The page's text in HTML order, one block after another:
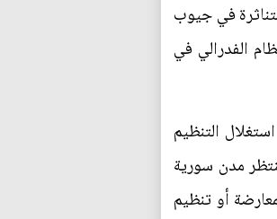
متناثرة في جيوب
الفدرالي في
التنظيم
مدن سورية
أو تنظيم